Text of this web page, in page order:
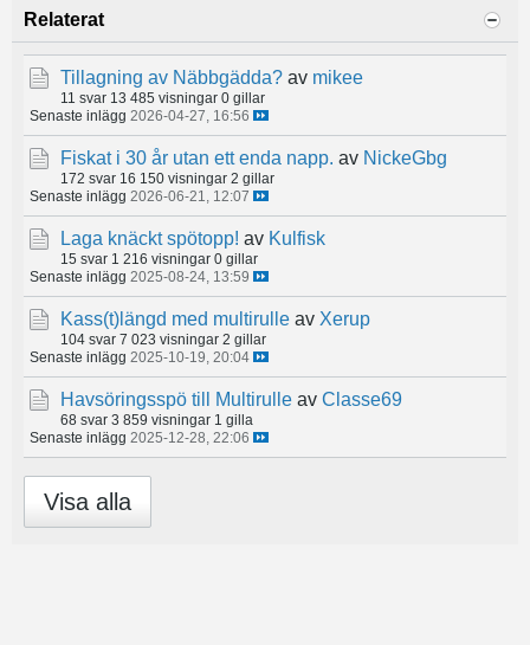
Relaterat
Tillagning av Näbbgädda? av mikee
11 svar 13 485 visningar 0 gillar
Senaste inlägg 2026-04-27, 16:56
Fiskat i 30 år utan ett enda napp. av NickeGbg
172 svar 16 150 visningar 2 gillar
Senaste inlägg 2026-06-21, 12:07
Laga knäckt spötopp! av Kulfisk
15 svar 1 216 visningar 0 gillar
Senaste inlägg 2025-08-24, 13:59
Kass(t)längd med multirulle av Xerup
104 svar 7 023 visningar 2 gillar
Senaste inlägg 2025-10-19, 20:04
Havsöringsspö till Multirulle av Classe69
68 svar 3 859 visningar 1 gilla
Senaste inlägg 2025-12-28, 22:06
Visa alla